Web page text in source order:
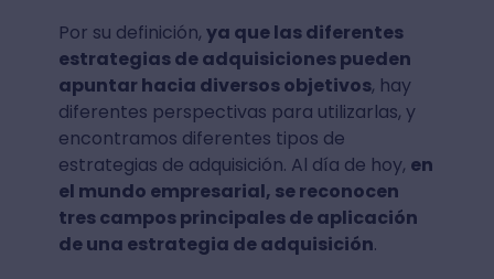
Por su definición, ya que las diferentes
estrategias de adquisiciones pueden
apuntar hacia diversos objetivos, hay
diferentes perspectivas para utilizarlas, y
encontramos diferentes tipos de
estrategias de adquisición. Al día de hoy, en
el mundo empresarial, se reconocen
tres campos principales de aplicación
de una estrategia de adquisición.